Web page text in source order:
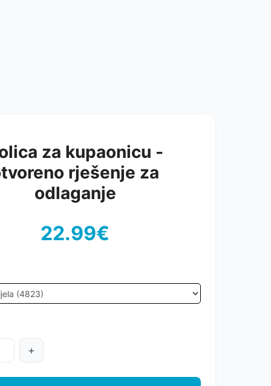
za kupaonicu -
rješenje za
odlaganje
22.99€
+